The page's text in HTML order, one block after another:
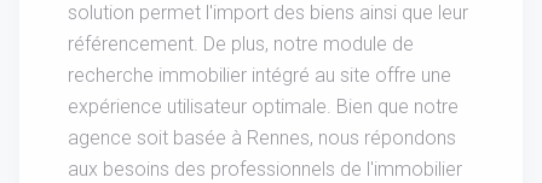
solution permet l'import des biens ainsi que leur
référencement. De plus, notre module de
recherche immobilier intégré au site offre une
expérience utilisateur optimale. Bien que notre
agence soit basée à Rennes, nous répondons
aux besoins des professionnels de l'immobilier